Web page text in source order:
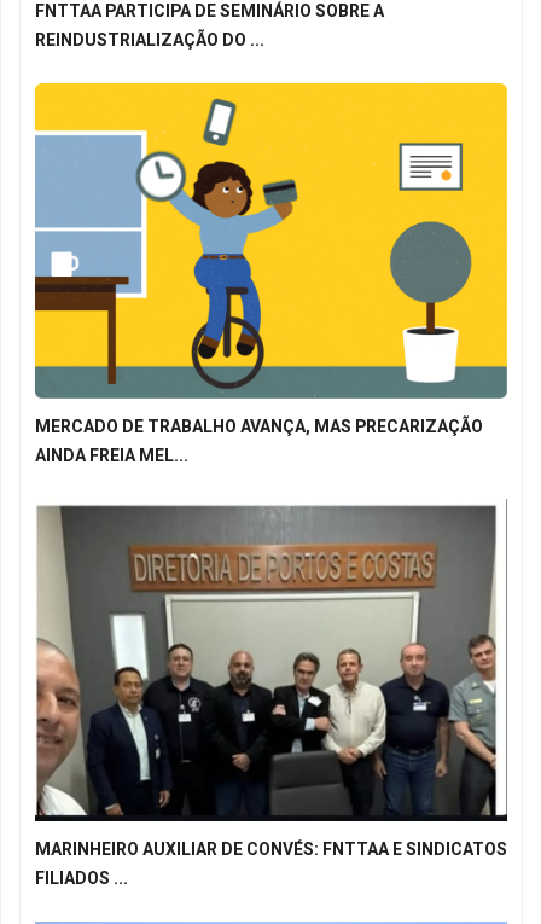
FNTTAA PARTICIPA DE SEMINÁRIO SOBRE A
REINDUSTRIALIZAÇÃO DO ...
MERCADO DE TRABALHO AVANÇA, MAS PRECARIZAÇÃO
AINDA FREIA MEL...
MARINHEIRO AUXILIAR DE CONVÉS: FNTTAA E SINDICATOS
FILIADOS ...